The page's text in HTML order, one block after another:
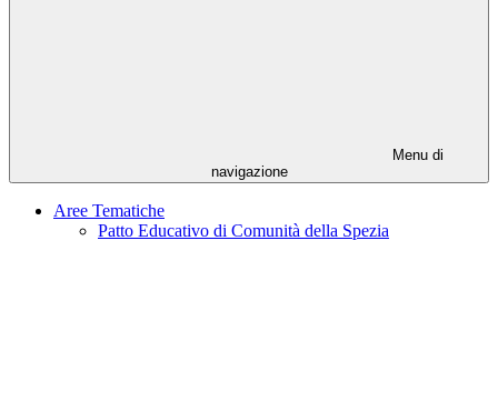
Menu di
navigazione
Aree Tematiche
Patto Educativo di Comunità della Spezia